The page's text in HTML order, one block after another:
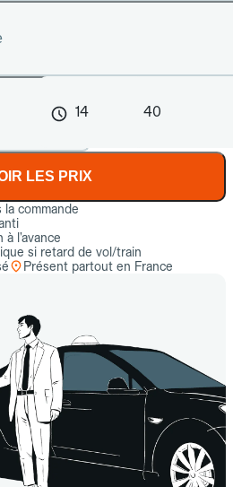
14 40
LES PRIX
commande
à l’avance
si retard de vol/train
Présent partout en France